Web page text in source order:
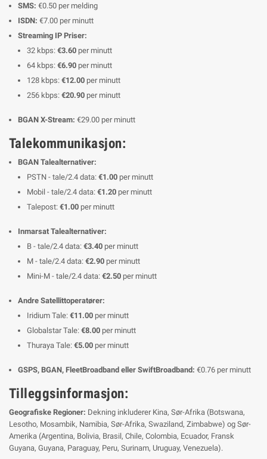
SMS: €0.50 per melding
ISDN: €7.00 per minutt
Streaming IP Priser:
32 kbps: €3.60 per minutt
64 kbps: €6.90 per minutt
128 kbps: €12.00 per minutt
256 kbps: €20.90 per minutt
BGAN X-Stream: €29.00 per minutt
Talekommunikasjon:
BGAN Talealternativer:
PSTN - tale/2.4 data: €1.00 per minutt
Mobil - tale/2.4 data: €1.20 per minutt
Talepost: €1.00 per minutt
Inmarsat Talealternativer:
B - tale/2.4 data: €3.40 per minutt
M - tale/2.4 data: €2.90 per minutt
Mini-M - tale/2.4 data: €2.50 per minutt
Andre Satellittoperatører:
Iridium Tale: €11.00 per minutt
Globalstar Tale: €8.00 per minutt
Thuraya Tale: €5.00 per minutt
GSPS, BGAN, FleetBroadband eller SwiftBroadband: €0.76 per minutt
Tilleggsinformasjon:
Geografiske Regioner: Dekning inkluderer Kina, Sør-Afrika (Botswana,
Lesotho, Mosambik, Namibia, Sør-Afrika, Swaziland, Zimbabwe) og Sør-
Amerika (Argentina, Bolivia, Brasil, Chile, Colombia, Ecuador, Fransk
Guyana, Guyana, Paraguay, Peru, Surinam, Uruguay, Venezuela).